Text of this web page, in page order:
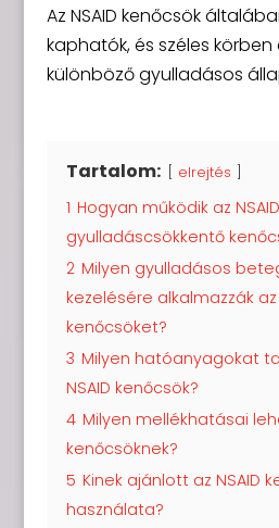
Az NSAID kenőcsök
kaphatók, és széles körben
különböző gyulladásos
Tartalom: elrejtés
1 Hogyan működik az NSAID
gyulladáscsökkentő
2 Milyen gyulladásos
kezelésére alkalmazzák az
kenőcsöket?
3 Milyen hatóanyagokat
NSAID kenőcsök?
4 Milyen mellékhatásai
kenőcsöknek?
5 Kinek ajánlott az NSAID
használata?